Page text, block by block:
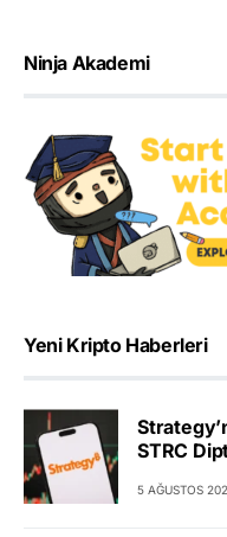
Ninja Akademi
Yeni Kripto Haberleri
STRC
5 AĞUSTOS